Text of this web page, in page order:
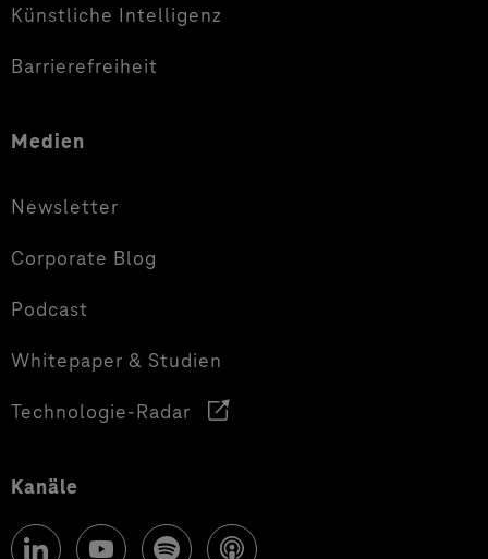
Künstliche Intelligenz
Barrierefreiheit
Medien
Newsletter
Corporate Blog
Podcast
Whitepaper & Studien
Technologie-Radar
Kanäle